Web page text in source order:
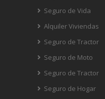
Seguro de Vida
Alquiler Viviendas
Seguro de Tractor
Seguro de Moto
Seguro de Tractor
Seguro de Hogar